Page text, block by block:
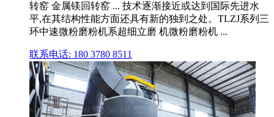
转窑 金属镁回转窑 ... 技术逐渐接近或达到国际先进水
平,在其结构性能方面还具有新的独到之处。TLZJ系列三
环中速微粉磨粉机系超细立磨 机微粉磨粉机 ...
联系电话: 180 3780 8511